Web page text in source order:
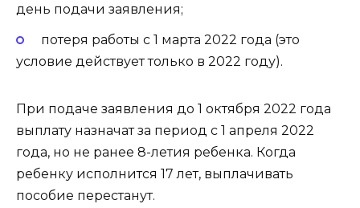
день подачи заявления;
потеря работы с 1 марта 2022 года (это
условие действует только в 2022 году).
При подаче заявления до 1 октября 2022 года
выплату назначат за период с 1 апреля 2022
года, но не ранее 8-летия ребенка. Когда
ребенку исполнится 17 лет, выплачивать
пособие перестанут.